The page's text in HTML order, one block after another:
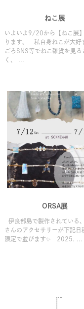
ねこ展
いよいよ9/20から【ねこ展
ります。 私自身ねこが大好
ごろSNS等でねこ雑貨を見る
く、 ...
ORSA展
伊良部島で製作されている
さんのアクセサリーが下記日
限定で並びます✨ 2025. ...